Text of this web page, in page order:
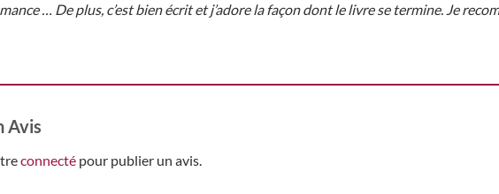
… De plus, c’est bien écrit et j’adore la façon dont le livre se termine. Je
Avis
connecté pour publier un avis.